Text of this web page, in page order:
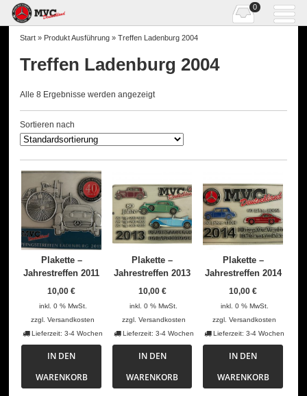
0
Start » Produkt Ausführung » Treffen Ladenburg 2004
Treffen Ladenburg 2004
Alle 8 Ergebnisse werden angezeigt
Sortieren nach
Plakette –
Jahrestreffen 2011
10,00€
inkl. 0 % MwSt.
zzgl.Versandkosten
Lieferzeit:3-4 Wochen
IN DEN
WARENKORB
Plakette –
Jahrestreffen 2013
10,00 €
inkl. 0 % MwSt.
zzgl. Versandkosten
Lieferzeit: 3-4 Wochen
IN DEN
WARENKORB
Plakette –
Jahrestreffen 2014
10,00€
inkl. 0 % MwSt.
zzgl.Versandkosten
Lieferzeit:3-4 Wochen
IN DEN
WARENKORB